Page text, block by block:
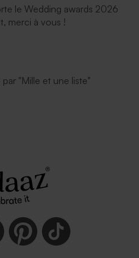
le Wedding awards 2026
merci à vous !
"Mille et une liste"